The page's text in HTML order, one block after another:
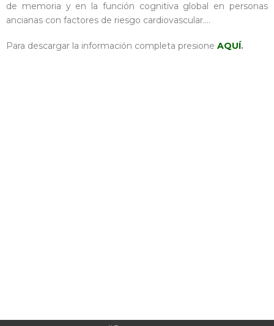
de memoria y en la función cognitiva global en personas
ancianas con factores de riesgo cardiovascular….
Para descargar la información completa presione AQUÍ.